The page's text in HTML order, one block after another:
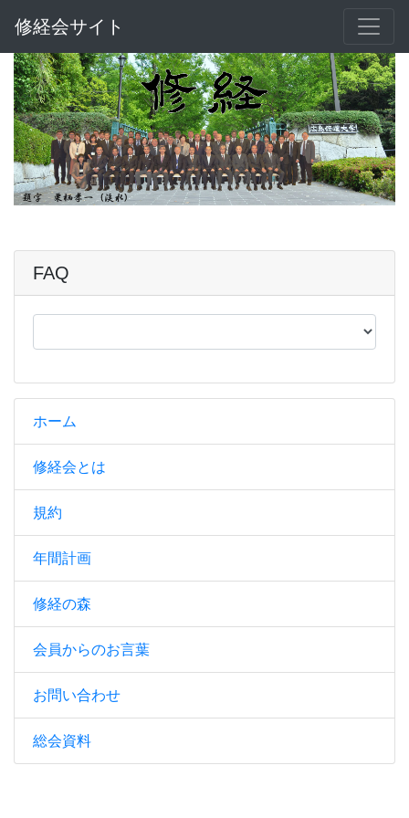
修経会サイト
FAQ
ホーム
修経会とは
規約
年間計画
修経の森
会員からのお言葉
お問い合わせ
総会資料